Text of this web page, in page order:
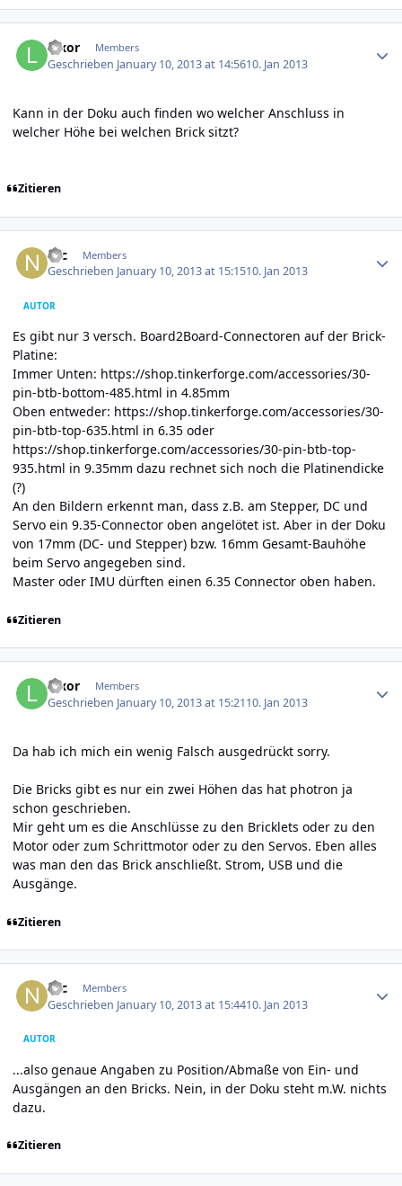
luxor Members
Geschrieben January 10, 2013 at 14:5610. Jan 2013
Kann in der Doku auch finden wo welcher Anschluss in
welcher Höhe bei welchen Brick sitzt?
Zitieren
Nic Members
Geschrieben January 10, 2013 at 15:1510. Jan 2013
AUTOR
Es gibt nur 3 versch. Board2Board-Connectoren auf der Brick-
Platine:
Immer Unten: https://shop.tinkerforge.com/accessories/30-
pin-btb-bottom-485.html in 4.85mm
Oben entweder: https://shop.tinkerforge.com/accessories/30-
pin-btb-top-635.html in 6.35 oder
https://shop.tinkerforge.com/accessories/30-pin-btb-top-
935.html in 9.35mm dazu rechnet sich noch die Platinendicke
(?)
An den Bildern erkennt man, dass z.B. am Stepper, DC und
Servo ein 9.35-Connector oben angelötet ist. Aber in der Doku
von 17mm (DC- und Stepper) bzw. 16mm Gesamt-Bauhöhe
beim Servo angegeben sind.
Master oder IMU dürften einen 6.35 Connector oben haben.
Zitieren
luxor Members
Geschrieben January 10, 2013 at 15:2110. Jan 2013
Da hab ich mich ein wenig Falsch ausgedrückt sorry.
Die Bricks gibt es nur ein zwei Höhen das hat photron ja
schon geschrieben.
Mir geht um es die Anschlüsse zu den Bricklets oder zu den
Motor oder zum Schrittmotor oder zu den Servos. Eben alles
was man den das Brick anschließt. Strom, USB und die
Ausgänge.
Zitieren
Nic Members
Geschrieben January 10, 2013 at 15:4410. Jan 2013
AUTOR
...also genaue Angaben zu Position/Abmaße von Ein- und
Ausgängen an den Bricks. Nein, in der Doku steht m.W. nichts
dazu.
Zitieren